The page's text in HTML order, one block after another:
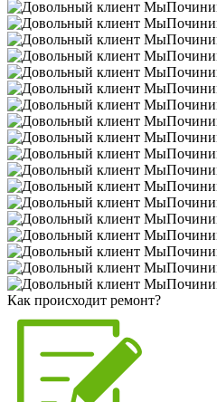
Как происходит ремонт?